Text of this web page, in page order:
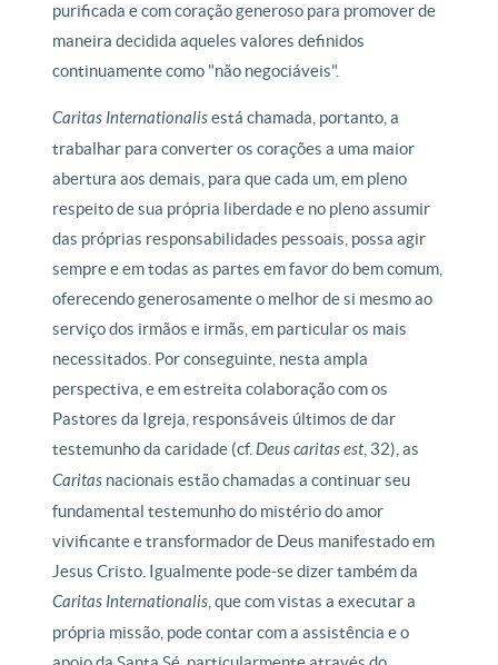
purificada e com coração generoso para promover de
maneira decidida aqueles valores definidos
continuamente como "não negociáveis".
Caritas Internationalisestá chamada, portanto, a
trabalhar para converter os corações a uma maior
abertura aos demais, para que cada um, em pleno
respeito de sua própria liberdade e no pleno assumir
das próprias responsabilidades pessoais, possa agir
sempre e em todas as partes em favor do bem comum,
oferecendo generosamente o melhor de si mesmo ao
serviço dos irmãos e irmãs, em particular os mais
necessitados. Por conseguinte, nesta ampla
perspectiva, e em estreita colaboração com os
Pastores da Igreja, responsáveis últimos de dar
testemunho da caridade (cf. Deus caritas est, 32), as
Caritas nacionais estão chamadas a continuar seu
fundamental testemunho do mistério do amor
vivificante e transformador de Deus manifestado em
Jesus Cristo. Igualmente pode-se dizer também da
Caritas Internationalis , que com vistas aexecutar a
própria missão, pode contar com a assistência e o